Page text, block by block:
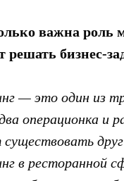
важна роль
решать бизнес-
— это один из
операционка и
друг
в ресторанной